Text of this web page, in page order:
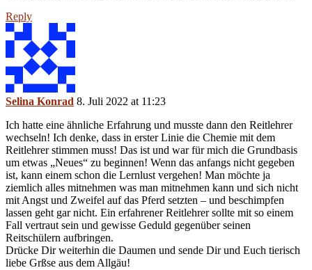
Reply
Selina Konrad 8. Juli 2022 at 11:23
Ich hatte eine ähnliche Erfahrung und musste dann den Reitlehrer
wechseln! Ich denke, dass in erster Linie die Chemie mit dem
Reitlehrer stimmen muss! Das ist und war für mich die Grundbasis
um etwas „Neues“ zu beginnen! Wenn das anfangs nicht gegeben
ist, kann einem schon die Lernlust vergehen! Man möchte ja
ziemlich alles mitnehmen was man mitnehmen kann und sich nicht
mit Angst und Zweifel auf das Pferd setzten – und beschimpfen
lassen geht gar nicht. Ein erfahrener Reitlehrer sollte mit so einem
Fall vertraut sein und gewisse Geduld gegenüber seinen
Reitschülern aufbringen.
Drücke Dir weiterhin die Daumen und sende Dir und Euch tierisch
liebe Grßse aus dem Allgäu!